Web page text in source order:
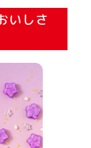
いしさ